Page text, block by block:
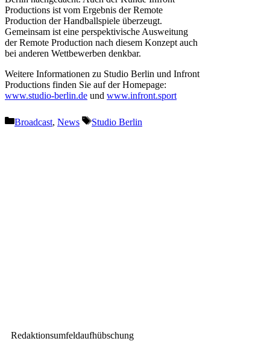
Productions ist vom Ergebnis der Remote
Production der Handballspiele überzeugt.
Gemeinsam ist eine perspektivische Ausweitung
der Remote Production nach diesem Konzept auch
bei anderen Wettbewerben denkbar.
Weitere Informationen zu Studio Berlin und Infront
Productions finden Sie auf der Homepage:
www.studio-berlin.de und www.infront.sport
Kategorien
Broadcast, News Schlagwörter
Studio Berlin
Redaktionsumfeldaufhübschung